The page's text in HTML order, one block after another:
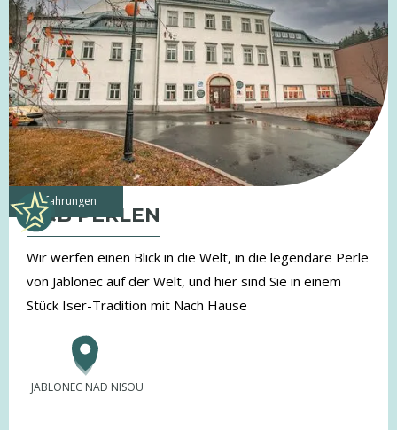
Erfahrungen
G&B PERLEN
Wir werfen einen Blick in die Welt, in die legendäre Perle
von Jablonec auf der Welt, und hier sind Sie in einem
Stück Iser-Tradition mit Nach Hause
JABLONEC NAD NISOU